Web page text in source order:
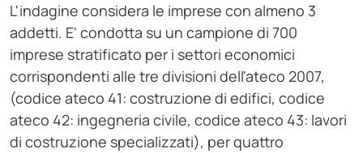
L'indagine considera le imprese con almeno 3
addetti. E' condotta su un campione di 700
imprese stratificato per i settori economici
corrispondenti alle tre divisioni dell'ateco 2007,
(codice ateco 41: costruzione di edifici, codice
ateco 42: ingegneria civile, codice ateco 43: lavori
di costruzione specializzati), per quattro